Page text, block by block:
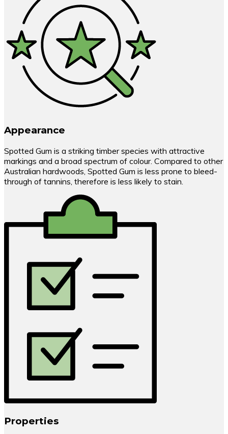
Appearance
Spotted Gum is a striking timber species with attractive
markings and a broad spectrum of colour. Compared to other
Australian hardwoods, Spotted Gum is less prone to bleed-
through of tannins, therefore is less likely to stain.
Properties